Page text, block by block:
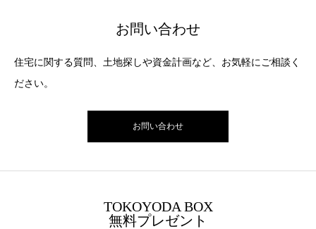
お問い合わせ
住宅に関する質問、土地探しや資金計画など、お気軽にご相談く
ださい。
お問い合わせ
TOKOYODA BOX
無料プレゼント